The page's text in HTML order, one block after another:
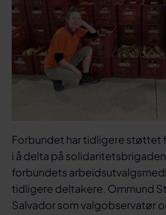
Forbundet har tidligere støttet
i å delta på
forbundets
tidligere deltakere. Ommund
Salvador som valgobservatør